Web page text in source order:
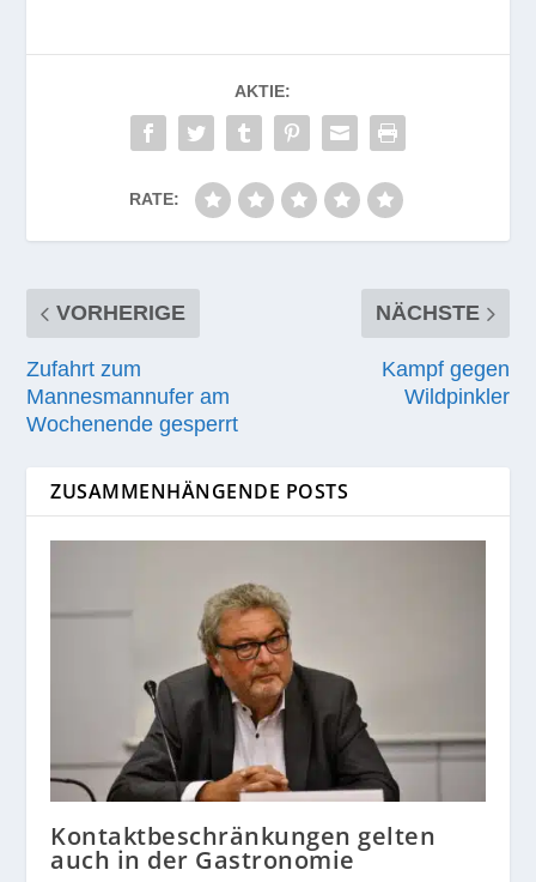
AKTIE:
RATE:
VORHERIGE
Zufahrt zum
Mannesmannufer am
Wochenende gesperrt
NÄCHSTE
Kampf gegen
Wildpinkler
ZUSAMMENHÄNGENDE POSTS
Kontaktbeschränkungen gelten
auch in der Gastronomie